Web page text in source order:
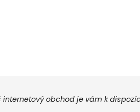
internetový obchod je vám k